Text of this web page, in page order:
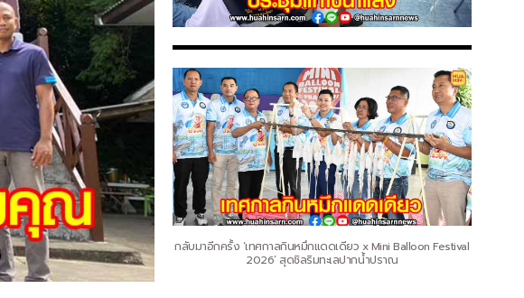
กลับมาอีกครั้ง ‘เทศกาลกินหมึกแดดเดียว x Mini Balloon Festival
2026’ สุดชิลริมทะเลปากน้ำปราณ